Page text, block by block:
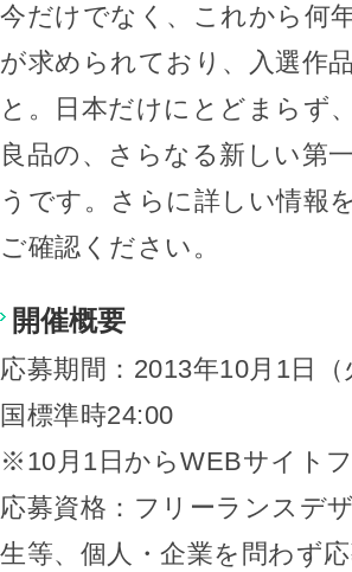
今だけでなく、これから何
が求められており、入選作
と。日本だけにとどまらず
良品の、さらなる新しい第
うです。さらに詳しい情報
ご確認ください。
開催概要
応募期間：2013年10月1日
国標準時24:00
※10月1日からWEBサイト
応募資格：フリーランスデ
生等、個人・企業を問わず応